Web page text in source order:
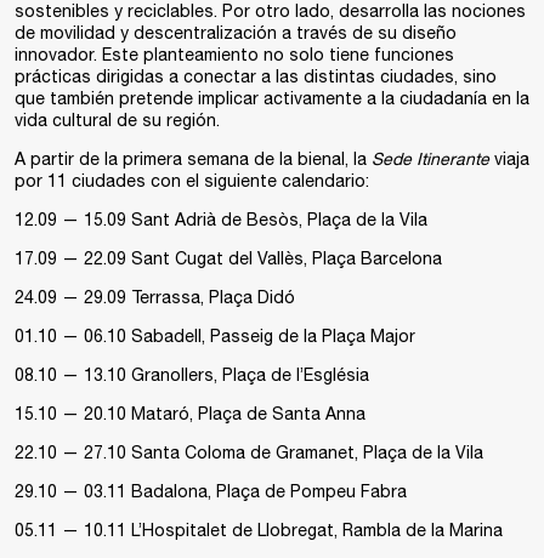
sostenibles y reciclables. Por otro lado, desarrolla las nociones
de movilidad y descentralización a través de su diseño
innovador. Este planteamiento no solo tiene funciones
prácticas dirigidas a conectar a las distintas ciudades, sino
que también pretende implicar activamente a la ciudadanía en la
vida cultural de su región.
A partir de la primera semana de la bienal, la Sede Itineranteviaja
por 11 ciudades con el siguiente calendario:
12.09 — 15.09 Sant Adrià de Besòs, Plaça de la Vila
17.09 — 22.09 Sant Cugat del Vallès, Plaça Barcelona
24.09 — 29.09 Terrassa, Plaça Didó
01.10 — 06.10 Sabadell, Passeig de la Plaça Major
08.10 — 13.10 Granollers, Plaça de l’Església
15.10 — 20.10 Mataró, Plaça de Santa Anna
22.10 — 27.10 Santa Coloma de Gramanet, Plaça de la Vila
29.10 — 03.11 Badalona, Plaça de Pompeu Fabra
05.11 — 10.11 L’Hospitalet de Llobregat, Rambla de la Marina